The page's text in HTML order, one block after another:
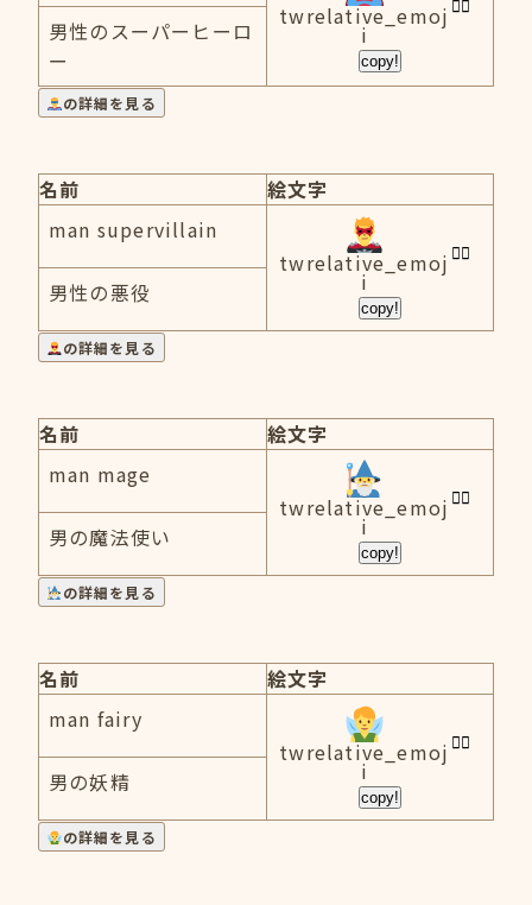
twrelative_emoj
i
copy!
男性のスーパーヒーロ
ー
の詳細を見る
名前
絵文字
man supervillain
twrelative_emoj
i
copy!
男性の悪役
の詳細を見る
名前
絵文字
man mage
twrelative_emoj
i
copy!
男の魔法使い
の詳細を見る
名前
絵文字
man fairy
twrelative_emoj
i
copy!
男の妖精
の詳細を見る